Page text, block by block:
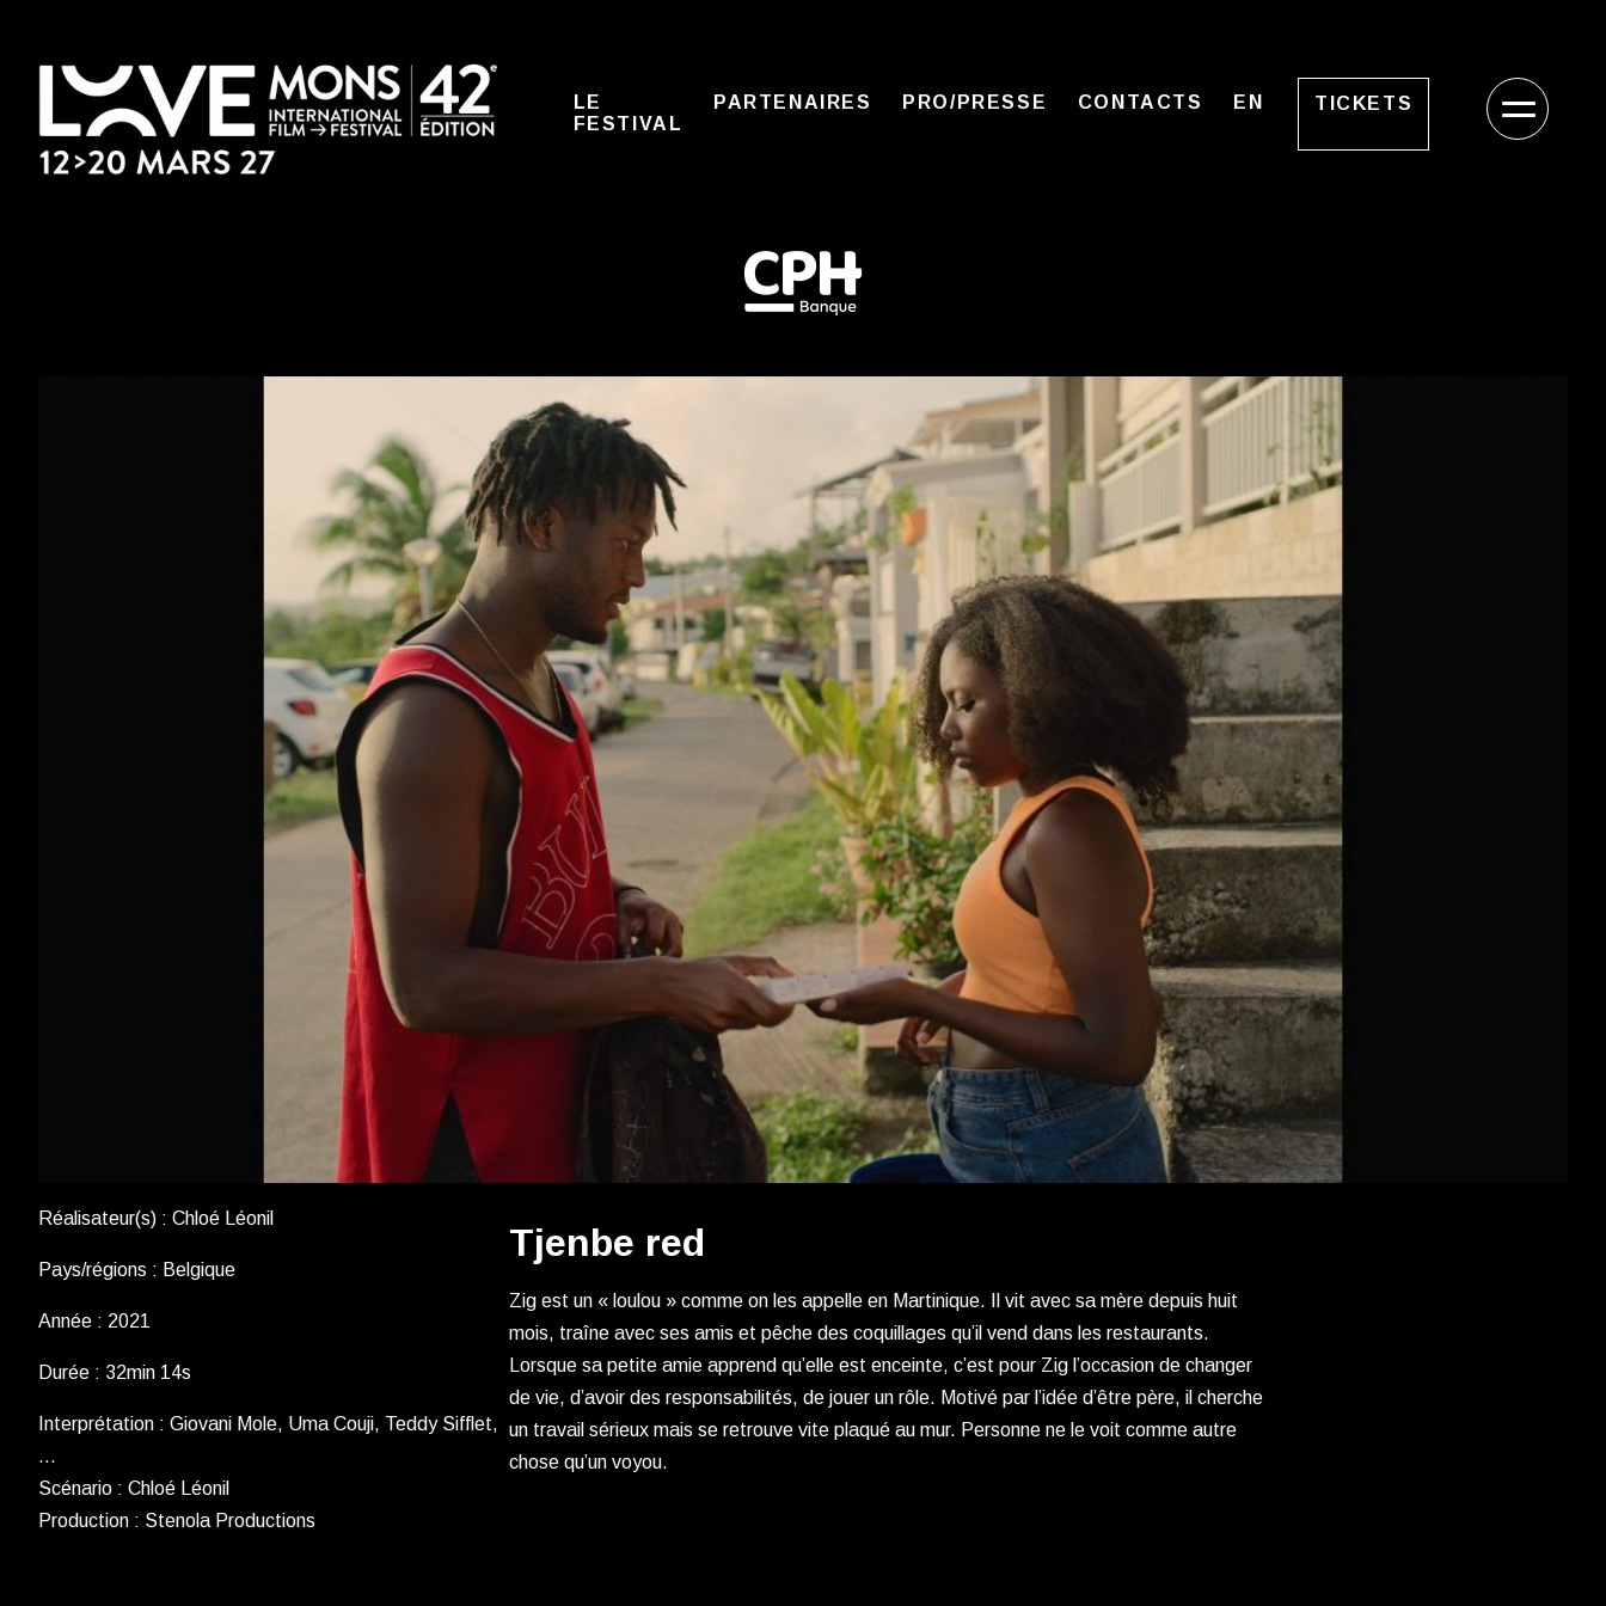
LE
FESTIVAL
PARTENAIRES PRO/PRESSE CONTACTS EN TICKETS
Réalisateur(s) : Chloé Léonil
Pays/régions : Belgique
Année : 2021
Durée : 32min 14s
Interprétation : Giovani Mole, Uma Couji, Teddy Sifflet,
…
Scénario : Chloé Léonil
Production : Stenola Productions
Tjenbe red
Zig est un « loulou » comme on les appelle en Martinique. Il vit avec sa mère depuis huit
mois, traîne avec ses amis et pêche des coquillages qu’il vend dans les restaurants.
Lorsque sa petite amie apprend qu’elle est enceinte, c’est pour Zig l’occasion de changer
de vie, d’avoir des responsabilités, de jouer un rôle. Motivé par l’idée d’être père, il cherche
un travail sérieux mais se retrouve vite plaqué au mur. Personne ne le voit comme autre
chose qu’un voyou.